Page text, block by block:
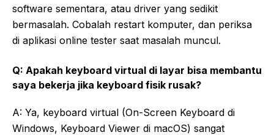
software sementara, atau driver yang sedikit
bermasalah. Cobalah restart komputer, dan periksa
di aplikasi online tester saat masalah muncul.
Q: Apakah keyboard virtual di layar bisa membantu
saya bekerja jika keyboard fisik rusak?
A: Ya, keyboard virtual (On-Screen Keyboard di
Windows, Keyboard Viewer di macOS) sangat